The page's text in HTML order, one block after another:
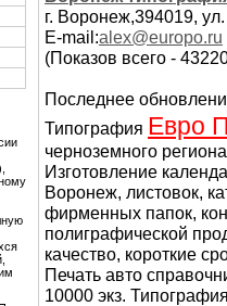
г. Воронеж,394019,
E-mail:alex@europo.ru
(Показов всего -
Последнее
Типография Евро
черноземного
Изготовление
Воронеж, листовок,
фирменных папок,
полиграфической
качество, короткие
Печать авто
10000 экз.